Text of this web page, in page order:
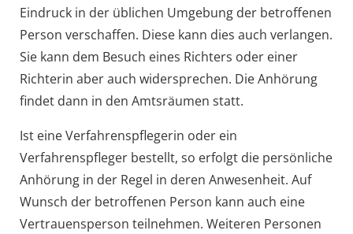
Eindruck in der üblichen Umgebung der betroffenen
Person verschaffen. Diese kann dies auch verlangen.
Sie kann dem Besuch eines Richters oder einer
Richterin aber auch widersprechen. Die Anhörung
findet dann in den Amtsräumen statt.
Ist eine Verfahrenspflegerin oder ein
Verfahrenspfleger bestellt, so erfolgt die persönliche
Anhörung in der Regel in deren Anwesenheit. Auf
Wunsch der betroffenen Person kann auch eine
Vertrauensperson teilnehmen. Weiteren Personen